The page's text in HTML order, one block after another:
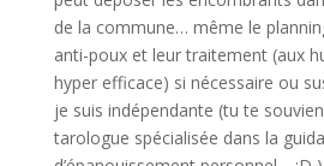
de la commune… même le
anti-poux et leur traitement (aux
hyper efficace) si nécessaire ou
je suis indépendante (tu te
tarologue spécialisée dans la